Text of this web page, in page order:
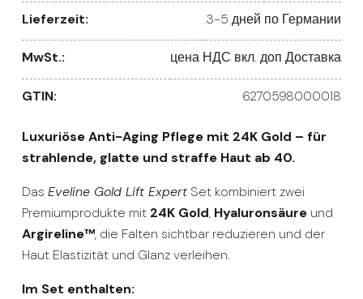
Lieferzeit: 3-5 дней по Германии
MwSt.: цена НДС вкл. доп Доставка
GTIN: 6270598000018
Luxuriöse Anti-Aging Pflege mit 24K Gold – für
strahlende, glatte und straffe Haut ab 40.
DasEveline Gold Lift Expert Set kombiniert zwei
Premiumprodukte mit 24K Gold, Hyaluronsäure und
Argireline™, die Falten sichtbar reduzieren und der
Haut Elastizität und Glanz verleihen.
Im Set enthalten: